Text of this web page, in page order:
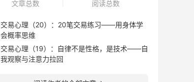
文章总数 阅读总数
交易心理（20）：20笔交易练习——用身体学
会概率思维
交易心理（19）：自律不是性格，是技术——自
我观察与注意力拉回